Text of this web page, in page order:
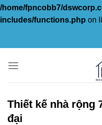
/home/fpncobb7/
includes/functions.php on
Thiết kế nhà rộng
đại